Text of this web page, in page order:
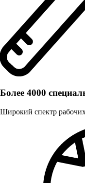
Более 4000
Широкий спектр